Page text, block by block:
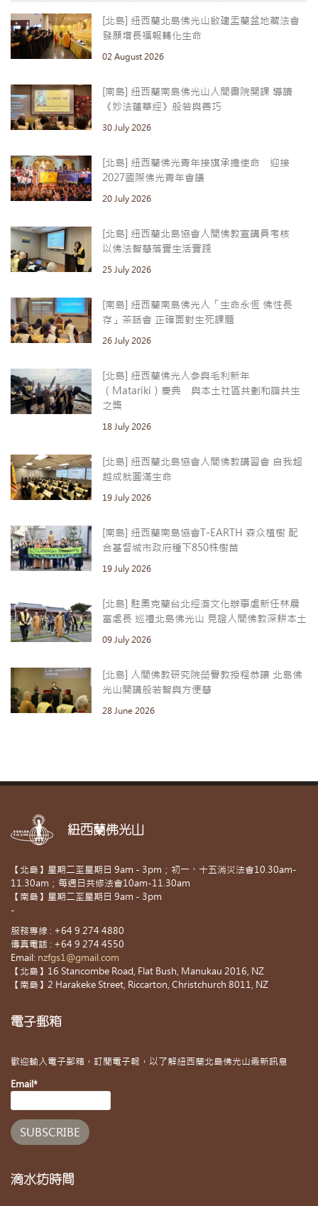
[北島] 紐西蘭北島佛光山啟建盂蘭盆地藏法會
發願增長福報轉化生命
02 August 2026
[南島] 紐西蘭南島佛光山人間書院開課 導讀
《妙法蓮華經》般若與善巧
30 July 2026
[北島] 紐西蘭佛光青年接旗承擔使命 迎接
2027國際佛光青年會議
20 July 2026
[北島] 紐西蘭北島協會人間佛教宣講員考核
以佛法智慧落實生活實踐
25 July 2026
[南島] 紐西蘭南島佛光人「生命永恆 佛性長
存」茶話會 正確面對生死課題
26 July 2026
[北島] 紐西蘭佛光人參與毛利新年
（Matariki）慶典 與本土社區共劃和諧共生
之槳
18 July 2026
[北島] 紐西蘭北島協會人間佛教講習會 自我超
越成就圓滿生命
19 July 2026
[南島] 紐西蘭南島協會T-EARTH 森众植樹 配
合基督城市政府種下850株樹苗
19 July 2026
[北島] 駐奧克蘭台北經濟文化辦事處新任林晨
富處長 巡禮北島佛光山 見證人間佛教深耕本土
09 July 2026
[北島] 人間佛教研究院榮譽教授程恭讓 北島佛
光山開講般若智與方便慧
28 June 2026
紐西蘭佛光山
【北島】星期二至星期日 9am - 3pm；初一、十五消災法會10.30am-
11.30am；每週日共修法會10am-11.30am
【南島】星期二至星期日 9am - 3pm
-
服務專線 : +64 9 274 4880
傳真電話 : +64 9 274 4550
Email: nzfgs1@gmail.com
【北島】16 Stancombe Road, Flat Bush, Manukau 2016, NZ
【南島】2 Harakeke Street, Riccarton, Christchurch 8011, NZ
電子郵箱
歡迎輸入電子郵箱，訂閱電子報，以了解紐西蘭北島佛光山最新訊息
Email*
滴水坊時間